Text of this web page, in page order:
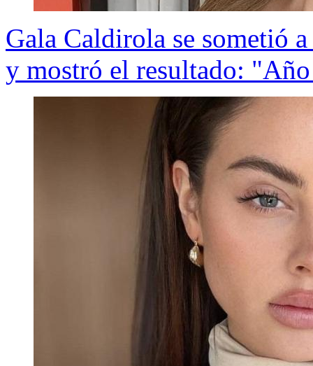
Gala Caldirola se sometió
y mostró el resultado: